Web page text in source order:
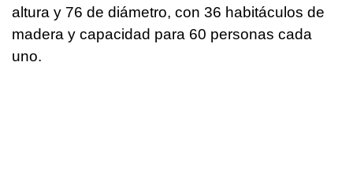
altura y 76 de diámetro, con 36 habitáculos de
madera y capacidad para 60 personas cada
uno.